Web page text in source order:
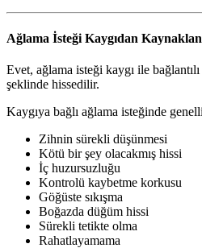
Ağlama İsteği Kaygıdan
Evet, ağlama isteği kaygı ile
şeklinde hissedilir.
Kaygıya bağlı ağlama isteğinde
Zihnin sürekli düşünmesi
Kötü bir şey olacakmış hissi
İç huzursuzluğu
Kontrolü kaybetme korkusu
Göğüste sıkışma
Boğazda düğüm hissi
Sürekli tetikte olma
Rahatlayamama